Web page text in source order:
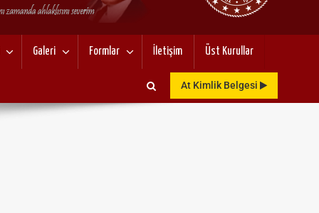
Galeri Formlar İletişim Üst Kurullar
At Kimlik Belgesi